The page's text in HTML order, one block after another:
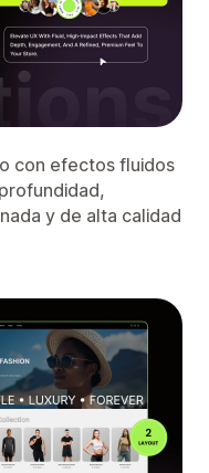
con efectos fluidos
y de alta calidad